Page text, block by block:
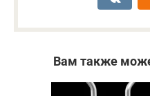
Вам также